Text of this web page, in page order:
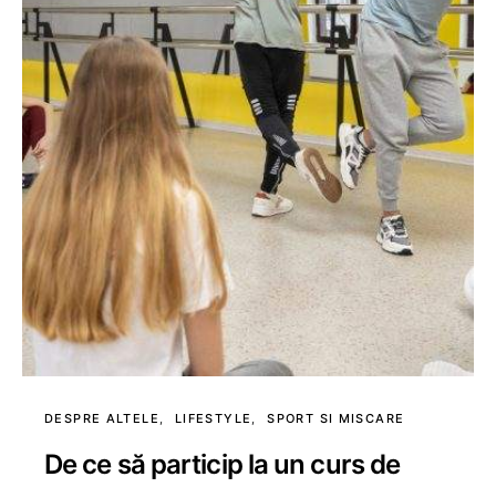
DESPRE ALTELE LIFESTYLE SPORT SI MISCARE
De ce să particip la un curs de